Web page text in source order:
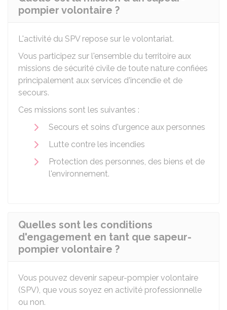
pompier volontaire ?
L'activité du SPV repose sur le volontariat.
Vous participez sur l'ensemble du territoire aux
missions de sécurité civile de toute nature confiées
principalement aux services d'incendie et de
secours.
Ces missions sont les suivantes :
Secours et soins d'urgence aux personnes
Lutte contre les incendies
Protection des personnes, des biens et de
l'environnement.
Quelles sont les conditions
d'engagement en tant que sapeur-
pompier volontaire ?
Vous pouvez devenir sapeur-pompier volontaire
(SPV), que vous soyez en activité professionnelle
ou non.